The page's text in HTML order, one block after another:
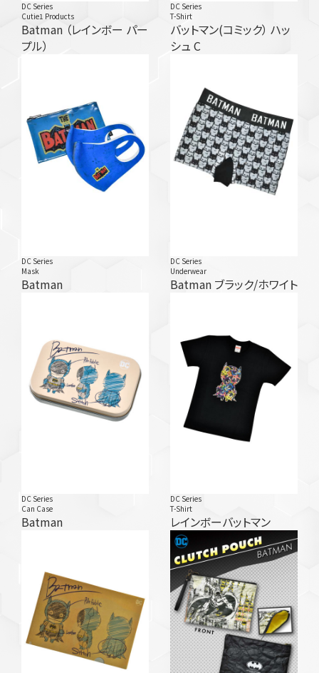
DC Series
Cutie1 Products
Batman （レインボー パー
プル）
DC Series
T-Shirt
バットマン(コミック） ハッ
シュ C
DC Series
Mask
Batman
DC Series
Underwear
Batman ブラック/ホワイト
DC Series
Can Case
Batman
DC Series
T-Shirt
レインボーバットマン